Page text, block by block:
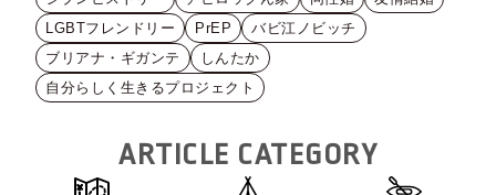
LGBTフレンドリー
PrEP
バビ江ノビッチ
ブリアナ・ギガンテ
しんたか
自分らしく生きるプロジェクト
ARTICLE CATEGORY